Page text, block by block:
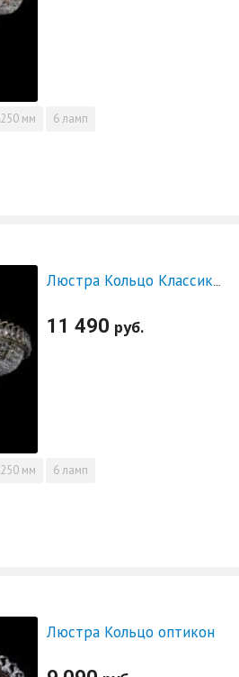
250 мм 6 ламп
11 490 руб.
250 мм 6 ламп
Люстра Кольцо оптикон